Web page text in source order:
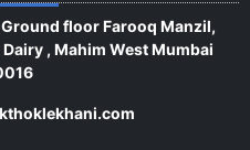
floor Farooq Manzil,
, Mahim West Mumbai